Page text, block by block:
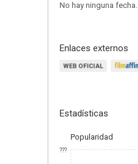
No hay ninguna fecha.
Enlaces externos
Estadísticas
Popularidad
???